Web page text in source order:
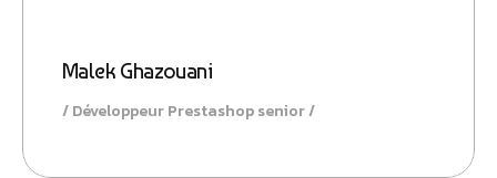
Malek Ghazouani
Développeur Prestashop senior